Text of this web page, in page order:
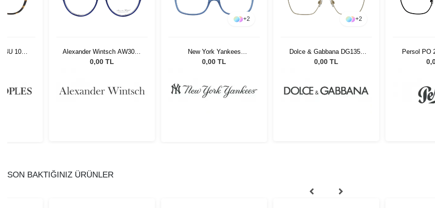
1003
Alexander Wintsch AW3014
C1
0,00 TL
+2
New York Yankees
NYAM032 C07
0,00 TL
+2
Dolce & Gabbana DG1351
1365 54
0,00 TL
Persol PO
SON BAKTIĞINIZ ÜRÜNLER